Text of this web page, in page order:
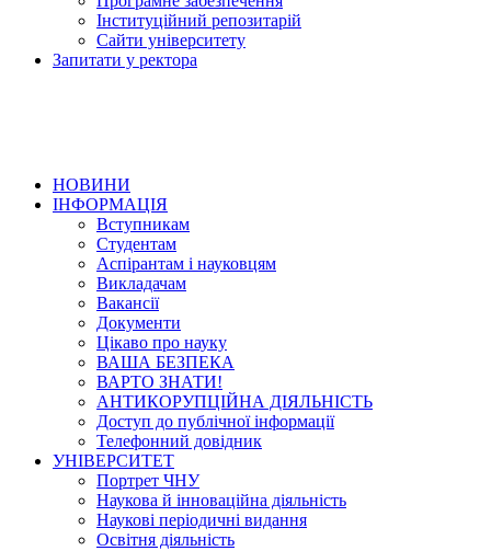
Інституційний репозитарій
Сайти університету
Запитати у ректора
НОВИНИ
ІНФОРМАЦІЯ
Вступникам
Студентам
Аспірантам і науковцям
Викладачам
Вакансії
Документи
Цікаво про науку
ВАША БЕЗПЕКА
ВАРТО ЗНАТИ!
АНТИКОРУПЦІЙНА ДІЯЛЬНІСТЬ
Доступ до публічної інформації
Телефонний довідник
УНІВЕРСИТЕТ
Портрет ЧНУ
Наукова й інноваційна діяльність
Наукові періодичні видання
Освітня діяльність